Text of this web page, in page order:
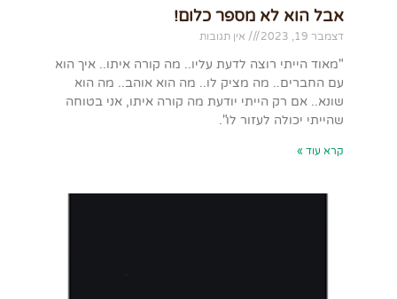
אבל הוא לא מספר כלום!
דצמבר 19, 2023 אין תגובות
"מאוד הייתי רוצה לדעת עליו.. מה קורה איתו.. איך הוא
עם החברים.. מה מציק לו.. מה הוא אוהב.. מה הוא
שונא.. אם רק הייתי יודעת מה קורה איתו, אני בטוחה
שהייתי יכולה לעזור לו".
קרא עוד »